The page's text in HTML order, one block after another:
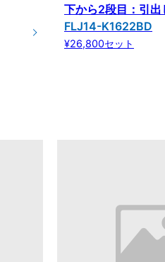
下から2段目：引出
FLJ14-K1622BD
¥26,800セット